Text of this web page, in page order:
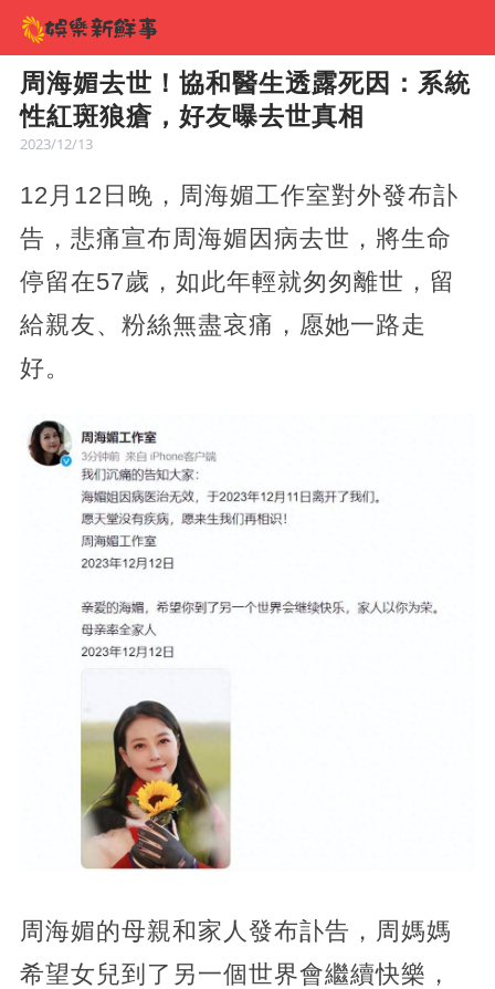
周海媚去世！協和醫生透露死因：系統
性紅斑狼瘡，好友曝去世真相
2023/12/13
12月12日晚，周海媚工作室對外發布訃
告，悲痛宣布周海媚因病去世，將生命
停留在57歲，如此年輕就匆匆離世，留
給親友、粉絲無盡哀痛，愿她一路走
好。
周海媚的母親和家人發布訃告，周媽媽
希望女兒到了另一個世界會繼續快樂，